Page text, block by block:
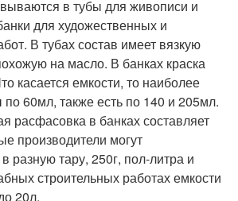
в тубы для живописи и
для художественных и
В тубах состав имеет вязкую
на масло. В банках краска
касается емкости, то наиболее
60мл, также есть по 140 и 205мл.
расфасовка в банках составляет
производители могут
разную тару, 250г, пол-литра и
строительных работах емкости
20л.